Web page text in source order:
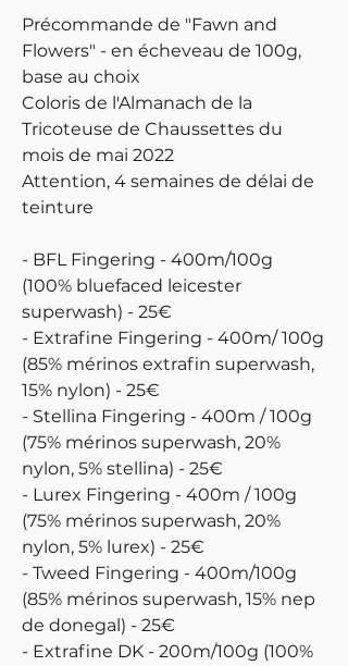
Précommande de "Fawn and
Flowers" - en écheveau de 100g,
base au choix
Coloris de l'Almanach de la
Tricoteuse de Chaussettes du
mois de mai 2022
Attention, 4 semaines de délai de
teinture
- BFL Fingering - 400m/100g
(100% bluefaced leicester
superwash) - 25€
- Extrafine Fingering - 400m/ 100g
(85% mérinos extrafin superwash,
15% nylon) - 25€
- Stellina Fingering - 400m / 100g
(75% mérinos superwash, 20%
nylon, 5% stellina) - 25€
- Lurex Fingering - 400m / 100g
(75% mérinos superwash, 20%
nylon, 5% lurex) - 25€
- Tweed Fingering - 400m/100g
(85% mérinos superwash, 15% nep
de donegal) - 25€
- Extrafine DK - 200m/100g (100%